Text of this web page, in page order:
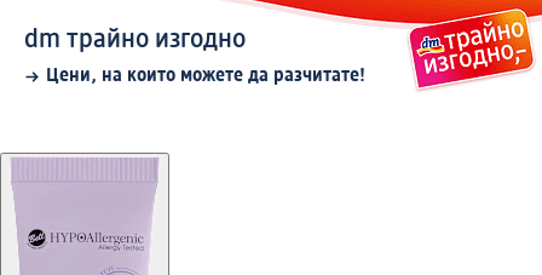
dm трайно изгодно
Цени, на които можете да разчитате!